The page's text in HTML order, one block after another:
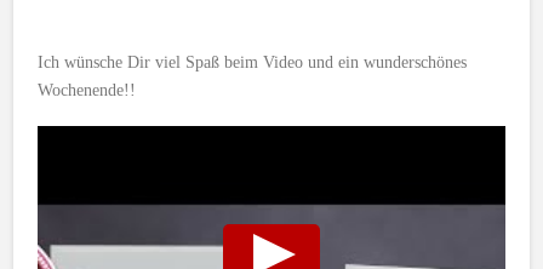
Ich wünsche Dir viel Spaß beim Video und ein wunderschönes
Wochenende!!